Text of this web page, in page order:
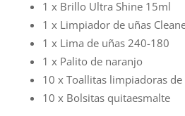
1 x Brillo Ultra Shine 15ml
1 x Limpiador de uñas
1 x Lima de uñas 240-180
1 x Palito de naranjo
10 x Toallitas limpiadoras de
10 x Bolsitas quitaesmalte